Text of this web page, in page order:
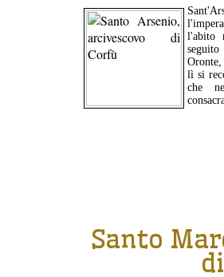
l'abito
Oronte,
lì si
che
Santo